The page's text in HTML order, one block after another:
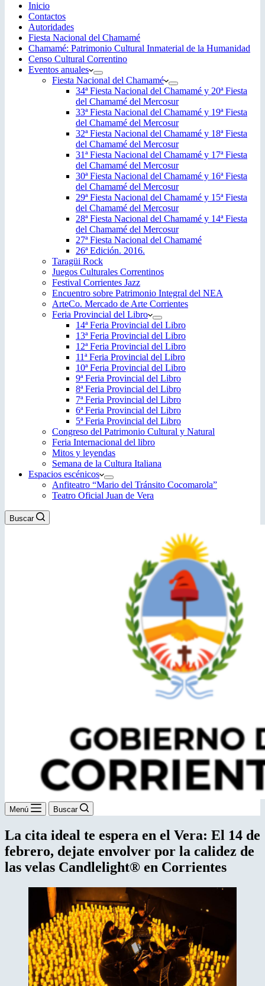
Inicio
Contactos
Autoridades
Fiesta Nacional del Chamamé
Chamamé: Patrimonio Cultural Inmaterial de la Humanidad
Censo Cultural Correntino
Eventos anuales
Fiesta Nacional del Chamamé
34ª Fiesta Nacional del Chamamé y 20ª Fiesta
del Chamamé del Mercosur
33ª Fiesta Nacional del Chamamé y 19ª Fiesta
del Chamamé del Mercosur
32ª Fiesta Nacional del Chamamé y 18ª Fiesta
del Chamamé del Mercosur
31ª Fiesta Nacional del Chamamé y 17ª Fiesta
del Chamamé del Mercosur
30ª Fiesta Nacional del Chamamé y 16ª Fiesta
del Chamamé del Mercosur
29ª Fiesta Nacional del Chamamé y 15ª Fiesta
del Chamamé del Mercosur
28ª Fiesta Nacional del Chamamé y 14ª Fiesta
del Chamamé del Mercosur
27ª Fiesta Nacional del Chamamé
26ª Edición. 2016.
Taragüi Rock
Juegos Culturales Correntinos
Festival Corrientes Jazz
Encuentro sobre Patrimonio Integral del NEA
ArteCo. Mercado de Arte Corrientes
Feria Provincial del Libro
14ª Feria Provincial del Libro
13ª Feria Provincial del Libro
12ª Feria Provincial del Libro
11ª Feria Provincial del Libro
10ª Feria Provincial del Libro
9ª Feria Provincial del Libro
8ª Feria Provincial del Libro
7ª Feria Provincial del Libro
6ª Feria Provincial del Libro
5ª Feria Provincial del Libro
Congreso del Patrimonio Cultural y Natural
Feria Internacional del libro
Mitos y leyendas
Semana de la Cultura Italiana
Espacios escénicos
Anfiteatro “Mario del Tránsito Cocomarola”
Teatro Oficial Juan de Vera
Buscar
Menú Buscar
La cita ideal te espera en el Vera: El 14 de
febrero, dejate envolver por la calidez de
las velas Candlelight® en Corrientes